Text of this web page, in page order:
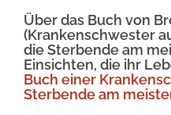
Über das Buch von
(Krankenschwester
die Sterbende am
Einsichten, die ihr
Buch einer
Sterbende am